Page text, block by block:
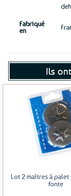
Fabriqué
en
Ils
Lot 2 maîtres à palet
fonte